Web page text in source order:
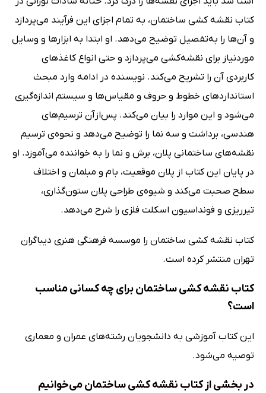
کتاب نقشه کشی ساختمان، به تمام اجزای این فرآیند می‌پردازد
و آن‌ها را به‌تفصیل توضیح می‌دهد. او ابتدا به ابزارها و وسایل
موردنیاز برای نقشه‌کشی می‌پردازد و حتی انواع کاغذهای
کاربردی آن را تشریح می‌کند. نویسنده در ادامه وارد مبحث
استانداردهای خطوط و حروف و مقیاس‌ها و سیستم اندازه‌گیری
می‌شود و این موارد را بیان می‌کند. پس‌ازآن ترسیم‌های
هندسی، برداشت و سه نما را توضیح می‌دهد و نحوه‌ی ترسیم
نقشه‌های ساختمانی پلان، برش و نما را به خواننده می‌آموزد. او
در پایان این کتاب از پلان موقعیت، بام و مبلمان و اختلاف
سطح صحبت می‌کند و شیوه‌ی طراحی پلان ستون‌گذاری،
تیرریزی و فونداسیون اسکلت فلزی را شرح می‌دهد.
کتاب نقشه کشی ساختمان را موسسه فرهنگی هنری دیباگران
تهران منتشر کرده است.
کتاب نقشه کشی ساختمان برای چه کسانی مناسب
است؟
این کتاب آموزشی به دانشجویان رشته‌های عمران و معماری
توصیه می‌شود.
در بخشی از کتاب نقشه کشی ساختمان می‌خوانیم